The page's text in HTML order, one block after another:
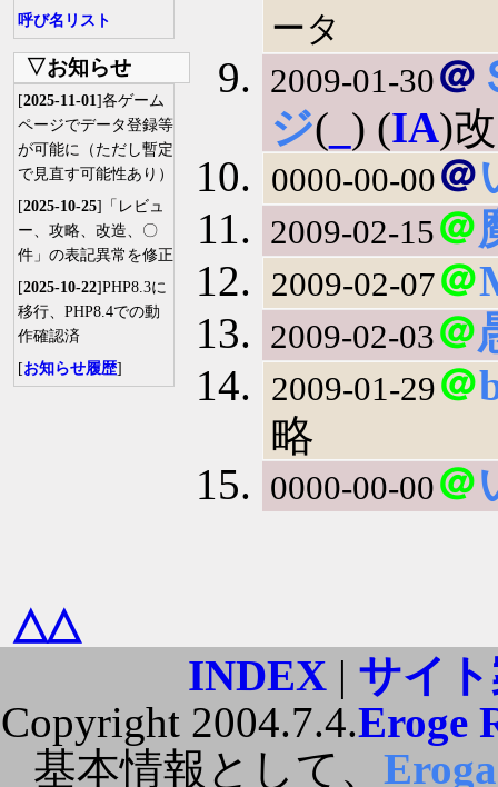
呼び名リスト
▽お知らせ
[2025-11-01]各ゲーム
ページでデータ登録等
が可能に（ただし暫定
で見直す可能性あり）
[2025-10-25]「レビュ
ー、攻略、改造、〇
件」の表記異常を修正
[2025-10-22]PHP8.3に
移行、PHP8.4での動
作確認済
[お知らせ履歴]
ータ
2009-01-30＠
ジ( ) (IA)
0000-00-00＠
2009-02-15＠
2009-02-07＠
2009-02-03＠
2009-01-29＠
略
0000-00-00＠
△△
INDEX| サイ
Copyright 2004.7.4.Eroge
基本情報として、